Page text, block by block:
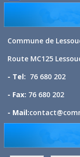
Commune de
Route MC125
- Tel: 76 680 202
- Fax: 76 680 202
- Mail: